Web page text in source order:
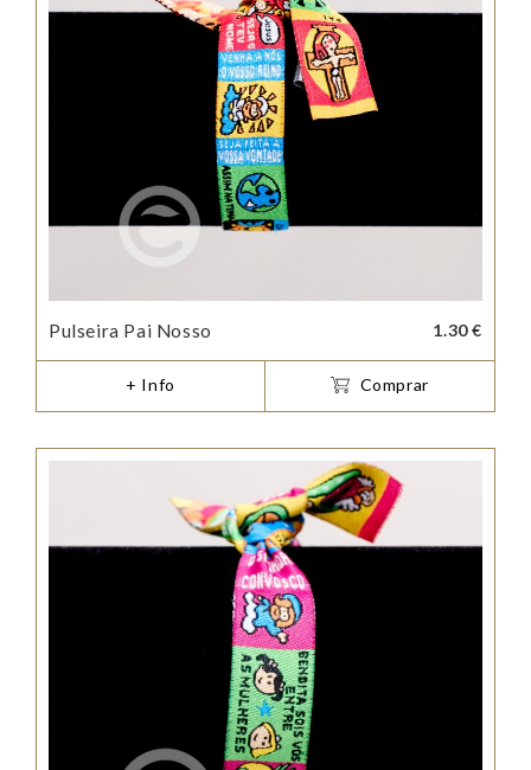
Pulseira Pai Nosso 1.30 €
+ Info Comprar